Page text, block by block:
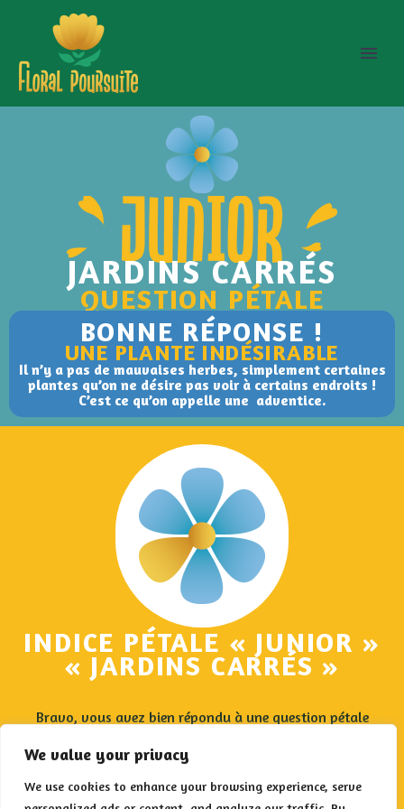
We value your privacy
We use cookies to enhance your browsing experience, serve
JARDINS CARRÉS
QUESTION PÉTALE
BONNE RÉPONSE !
UNE PLANTE INDÉSIRABLE
Il n’y a pas de mauvaises herbes, simplement certaines
plantes qu’on ne désire pas voir à certains endroits !
C’est ce qu’on appelle une adventice.
INDICE PÉTALE « JUNIOR »
« JARDINS CARRÉS »
Bravo, vous avez bien répondu à une question pétale
Voici votre indice à noter sur votre carte de jeu du parcours
« junior », dans la case des Jardins carrés :